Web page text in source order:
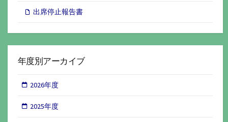
出席停止報告書
年度別アーカイブ
2026年度
2025年度